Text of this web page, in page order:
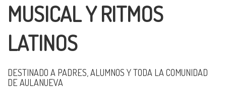
MUSICAL Y RITMOS
LATINOS
DESTINADO A PADRES, ALUMNOS Y TODA LA COMUNIDAD
DE AULANUEVA